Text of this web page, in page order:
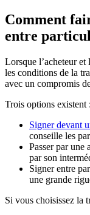
Comment
entre
Lorsque l’acheteur et
les conditions de la
avec un compromis
Trois options existent :
Signer devant
conseille les
Passer par une
par son
Signer entre
une grande
Si vous choisissez la